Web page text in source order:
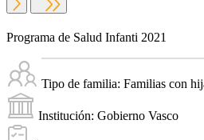
Programa de Salud Infanti 2021
Tipo de familia: Familias con
Institución: Gobierno Vasco